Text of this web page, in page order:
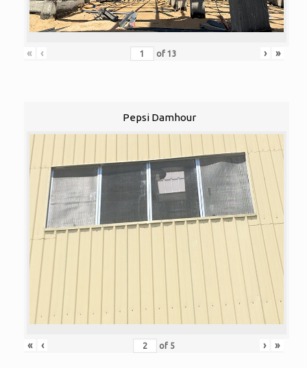
« ‹ of 13 › »
Pepsi Damhour
« ‹ of 5 › »